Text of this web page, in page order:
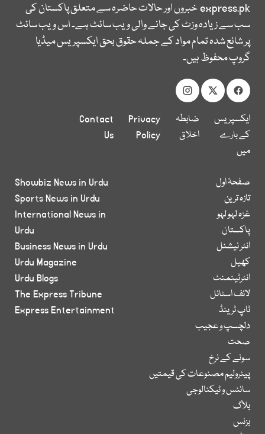
express.pkخبروں اور حالات حاضرہ سے متعلق پاکستان کی
سب سے زیادہ وزٹ کی جانے والی ویب سائٹ ہے۔ اس ویب سائٹ
پر شائع شدہ تمام مواد کے جملہ حقوق بحق ایکسپریس میڈیا
گروپ محفوظ ہیں۔
ایکسپریس
کے بارے
میں
ضابطہ
اخلاق
Privacy
Policy
Contact
Us
صفحۂ اول
تازہ ترین
غزہ لہو لہو
پاکستان
انٹر نیشنل
کھیل
انٹرٹینمنٹ
لائف اسٹائل
ٹاپ ٹرینڈ
دلچسپ و عجیب
صحت
سونے کے نرخ
پیٹرولیم مصنوعات کی قیمتیں
سائنس و ٹیکنالوجی
بلاگ
بزنس
Showbiz News in Urdu
Sports News in Urdu
International News in
Urdu
Business News in Urdu
Urdu Magazine
Urdu Blogs
The Express Tribune
Express Entertainment